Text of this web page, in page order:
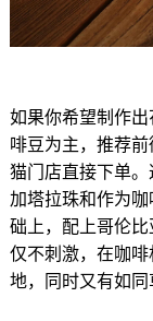
如果你希望制作
啡豆为主，推荐
猫门店直接下单
加塔拉珠和作为
础上，配上哥伦
仅不刺激，在咖
地，同时又有如同